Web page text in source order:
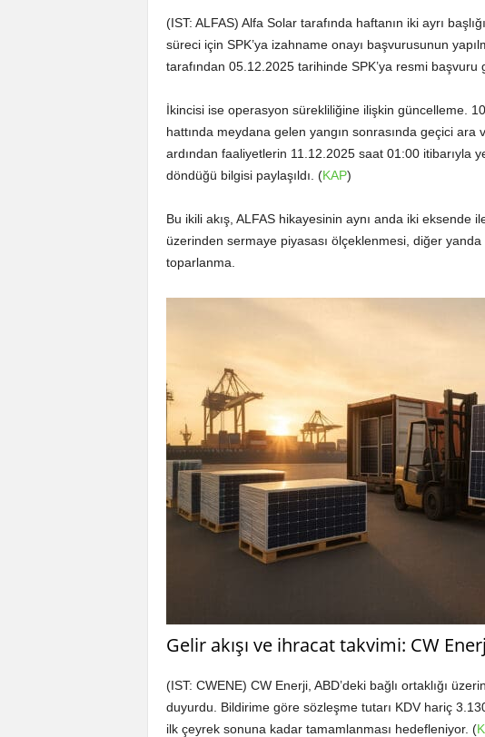
(IST: ALFAS) Alfa Solar tarafında haftanın iki ayrı
süreci için SPK’ya izahname onayı başvurusunun
tarafından 05.12.2025 tarihinde SPK’ya resmi
İkincisi ise operasyon sürekliliğine ilişkin güncelleme.
hattında meydana gelen yangın sonrasında geçici ara
ardından faaliyetlerin 11.12.2025 saat 01:00 itibarıyla
döndüğü bilgisi paylaşıldı. (KAP)
Bu ikili akış, ALFAS hikayesinin aynı anda iki eksende
üzerinden sermaye piyasası ölçeklenmesi, diğer yanda
toparlanma.
Gelir akışı ve ihracat takvimi: CW
(IST: CWENE) CW Enerji, ABD’deki bağlı ortaklığı
duyurdu. Bildirime göre sözleşme tutarı KDV hariç
ilk çeyrek sonuna kadar tamamlanması hedefleniyor. (